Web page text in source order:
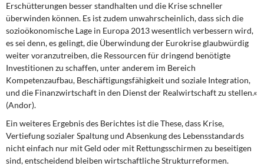
Erschütterungen besser standhalten und die Krise schneller
überwinden können. Es ist zudem unwahrscheinlich, dass sich die
sozioökonomische Lage in Europa 2013 wesentlich verbessern wird,
es sei denn, es gelingt, die Überwindung der Eurokrise glaubwürdig
weiter voranzutreiben, die Ressourcen für dringend benötigte
Investitionen zu schaffen, unter anderem im Bereich
Kompetenzaufbau, Beschäftigungsfähigkeit und soziale Integration,
und die Finanzwirtschaft in den Dienst der Realwirtschaft zu stellen.«
(Andor).
Ein weiteres Ergebnis des Berichtes ist die These, dass Krise,
Vertiefung sozialer Spaltung und Absenkung des Lebensstandards
nicht einfach nur mit Geld oder mit Rettungsschirmen zu beseitigen
sind, entscheidend bleiben wirtschaftliche Strukturreformen.